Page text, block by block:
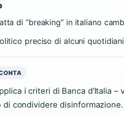
di “breaking” in italiano
preciso di alcuni
i criteri di Banca d’Italia
di condividere